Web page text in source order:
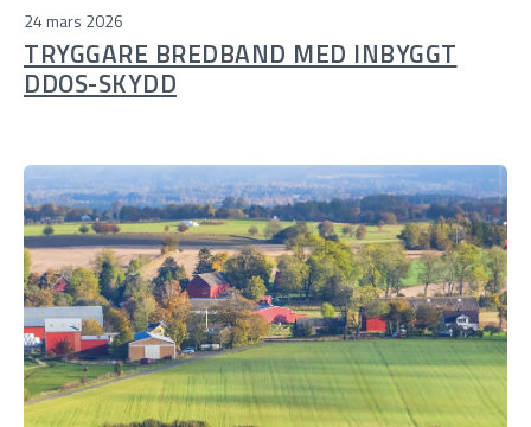
24 mars 2026
TRYGGARE BREDBAND MED INBYGGT
DDOS-SKYDD